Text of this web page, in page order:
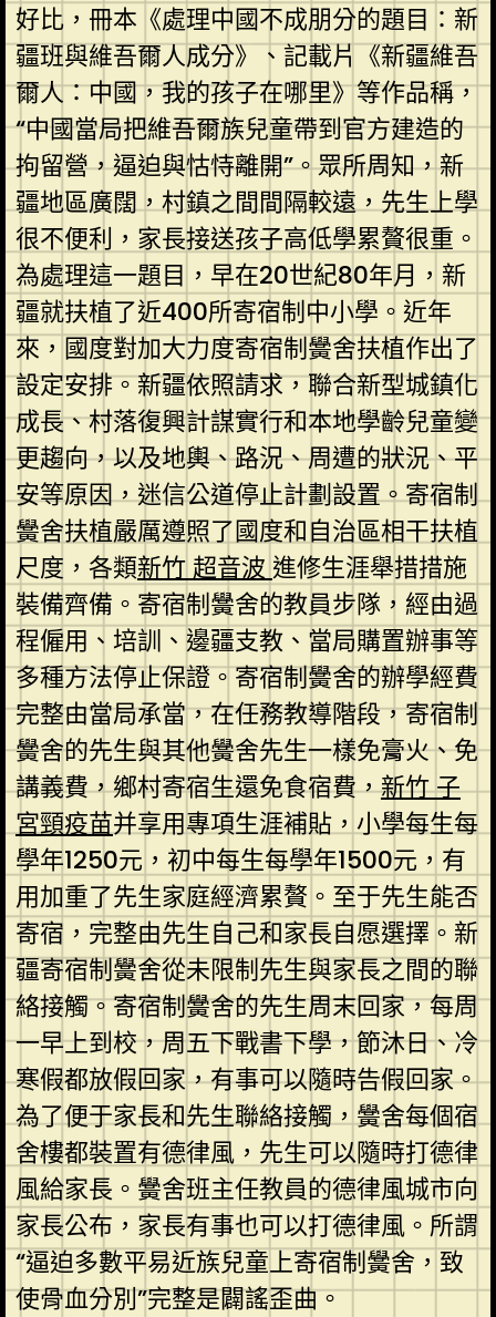
好比，冊本《處理中國不成朋分的題目：新
疆班與維吾爾人成分》、記載片《新疆維吾
爾人：中國，我的孩子在哪里》等作品稱，
“中國當局把維吾爾族兒童帶到官方建造的
拘留營，逼迫與怙恃離開”。眾所周知，新
疆地區廣闊，村鎮之間間隔較遠，先生上學
很不便利，家長接送孩子高低學累贅很重。
為處理這一題目，早在20世紀80年月，新
疆就扶植了近400所寄宿制中小學。近年
來，國度對加大力度寄宿制黌舍扶植作出了
設定安排。新疆依照請求，聯合新型城鎮化
成長、村落復興計謀實行和本地學齡兒童變
更趨向，以及地輿、路況、周遭的狀況、平
安等原因，迷信公道停止計劃設置。寄宿制
黌舍扶植嚴厲遵照了國度和自治區相干扶植
尺度，各類新竹 超音波 進修生涯舉措措施
裝備齊備。寄宿制黌舍的教員步隊，經由過
程僱用、培訓、邊疆支教、當局購置辦事等
多種方法停止保證。寄宿制黌舍的辦學經費
完整由當局承當，在任務教導階段，寄宿制
黌舍的先生與其他黌舍先生一樣免膏火、免
講義費，鄉村寄宿生還免食宿費，新竹 子
宮頸疫苗并享用專項生涯補貼，小學每生每
學年1250元，初中每生每學年1500元，有
用加重了先生家庭經濟累贅。至于先生能否
寄宿，完整由先生自己和家長自愿選擇。新
疆寄宿制黌舍從未限制先生與家長之間的聯
絡接觸。寄宿制黌舍的先生周末回家，每周
一早上到校，周五下戰書下學，節沐日、冷
寒假都放假回家，有事可以隨時告假回家。
為了便于家長和先生聯絡接觸，黌舍每個宿
舍樓都裝置有德律風，先生可以隨時打德律
風給家長。黌舍班主任教員的德律風城市向
家長公布，家長有事也可以打德律風。所謂
“逼迫多數平易近族兒童上寄宿制黌舍，致
使骨血分別”完整是闢謠歪曲。